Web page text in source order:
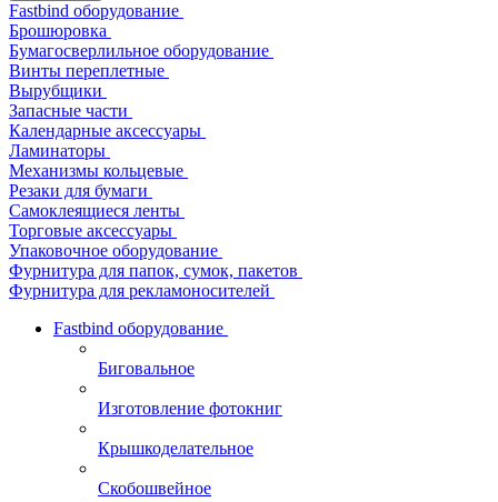
Fastbind оборудование
Брошюровка
Бумагосверлильное оборудование
Винты переплетные
Вырубщики
Запасные части
Календарные аксессуары
Ламинаторы
Механизмы кольцевые
Резаки для бумаги
Самоклеящиеся ленты
Торговые аксессуары
Упаковочное оборудование
Фурнитура для папок, сумок, пакетов
Фурнитура для рекламоносителей
Fastbind оборудование
Биговальное
Изготовление фотокниг
Крышкоделательное
Скобошвейное